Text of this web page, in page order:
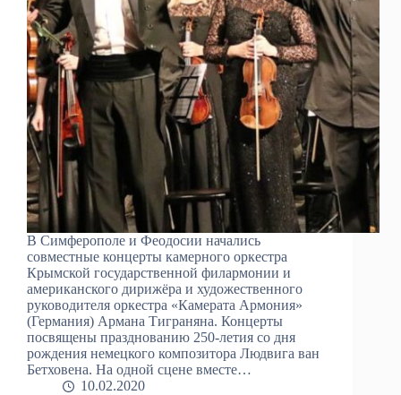
В Симферополе и Феодосии начались
совместные концерты камерного оркестра
Крымской государственной филармонии и
американского дирижёра и художественного
руководителя оркестра «Камерата Армония»
(Германия) Армана Тиграняна. Концерты
посвящены празднованию 250-летия со дня
рождения немецкого композитора Людвига ван
Бетховена. На одной сцене вместе…
10.02.2020